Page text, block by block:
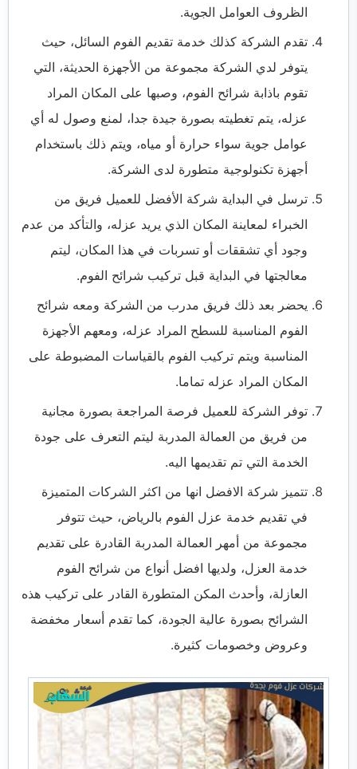
الظروف العوامل الجوية.
تقدم الشركة كذلك خدمة تقديم الفوم السائل، حيث
يتوفر لدي الشركة مجموعة من الأجهزة الحديثة، التي
تقوم باذابة شرائح الفوم، وصبها على المكان المراد
عزله، يتم تغطيته بصورة جيدة جدا، لمنع وصول له أي
عوامل جوية سواء حرارة أو مياه، ويتم ذلك باستخدام
أجهزة تكنولوجية متطورة لدى الشركة.
ترسل في البداية شركة الأفضل للعميل فريق من
الخبراء لمعاينة المكان الذي يريد عزله، والتأكد من عدم
وجود أي تشققات أو تسربات في هذا المكان، ليتم
معالجتها في البداية قبل تركيب شرائح الفوم.
يحضر بعد ذلك فريق مدرب من الشركة ومعه شرائح
الفوم المناسبة للسطح المراد عزله، ومعهم الأجهزة
المناسبة ويتم تركيب الفوم بالقياسات المضبوطة على
المكان المراد عزله تماما.
توفر الشركة للعميل فرصة المراجعة بصورة مجانية
من فريق من العمالة المدربة ليتم التعرف على جودة
الخدمة التي تم تقديمها اليه.
تتميز شركة الافضل انها من اكثر الشركات المتميزة
في تقديم خدمة عزل الفوم بالرياض، حيث تتوفر
مجموعة من أمهر العمالة المدربة القادرة على تقديم
خدمة العزل، ولديها افضل أنواع من شرائح الفوم
العازلة، وأحدث المكن المتطورة القادر على تركيب هذه
الشرائح بصورة عالية الجودة، كما تقدم أسعار مخفضة
وعروض وخصومات كثيرة.